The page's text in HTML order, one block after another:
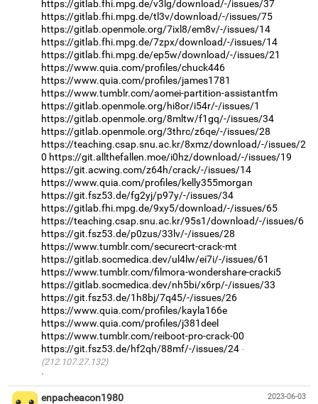
https://gitlab.fhi.mpg.de/v3lg/download/-/issues/37
https://gitlab.fhi.mpg.de/tl3v/download/-/issues/75
https://gitlab.openmole.org/7ixl8/em8v/-/issues/14
https://gitlab.fhi.mpg.de/7zpx/download/-/issues/14
https://gitlab.fhi.mpg.de/ep5w/download/-/issues/21
https://www.quia.com/profiles/chuck446
https://www.quia.com/profiles/james1781
https://www.tumblr.com/aomei-partition-assistantfm
https://gitlab.openmole.org/hi8or/i54r/-/issues/1
https://gitlab.openmole.org/8mltw/f1gq/-/issues/34
https://gitlab.openmole.org/3thrc/z6qe/-/issues/28
https://teaching.csap.snu.ac.kr/8xmz/download/-/issues/2
0 https://git.allthefallen.moe/i0hz/download/-/issues/19
https://git.acwing.com/z64h/crack/-/issues/14
https://www.quia.com/profiles/kelly355morgan
https://git.fsz53.de/fg2yj/p97y/-/issues/34
https://gitlab.fhi.mpg.de/9xy5/download/-/issues/65
https://teaching.csap.snu.ac.kr/95s1/download/-/issues/6
https://git.fsz53.de/p0zus/33lv/-/issues/28
https://www.tumblr.com/securecrt-crack-mt
https://gitlab.socmedica.dev/ul4lw/ei7i/-/issues/61
https://www.tumblr.com/filmora-wondershare-cracki5
https://gitlab.socmedica.dev/nh5bi/x6rp/-/issues/33
https://git.fsz53.de/1h8bj/7q45/-/issues/26
https://www.quia.com/profiles/kayla166e
https://www.quia.com/profiles/j381deel
https://www.tumblr.com/reiboot-pro-crack-00
https://git.fsz53.de/hf2qh/88mf/-/issues/24
(212.107.27.132)
·
2023-06-03
enpacheacon1980